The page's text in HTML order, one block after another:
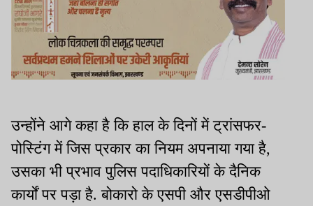
उन्होंने आगे कहा है कि हाल के दिनों में ट्रांसफर-
पोस्टिंग में जिस प्रकार का नियम अपनाया गया है,
उसका भी प्रभाव पुलिस पदाधिकारियों के दैनिक
कार्यों पर पड़ा है. बोकारो के एसपी और एसडीपीओ